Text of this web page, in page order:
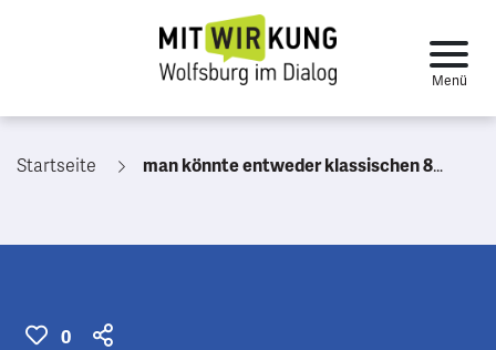
Startseite man könnte entweder klassischen 80er Flair im kleinsten Detail reinbringen oder schlichte morderner die sich perfekt an die neueren gewehgsplatten (die vor der city gallerie) anschmiegen
0